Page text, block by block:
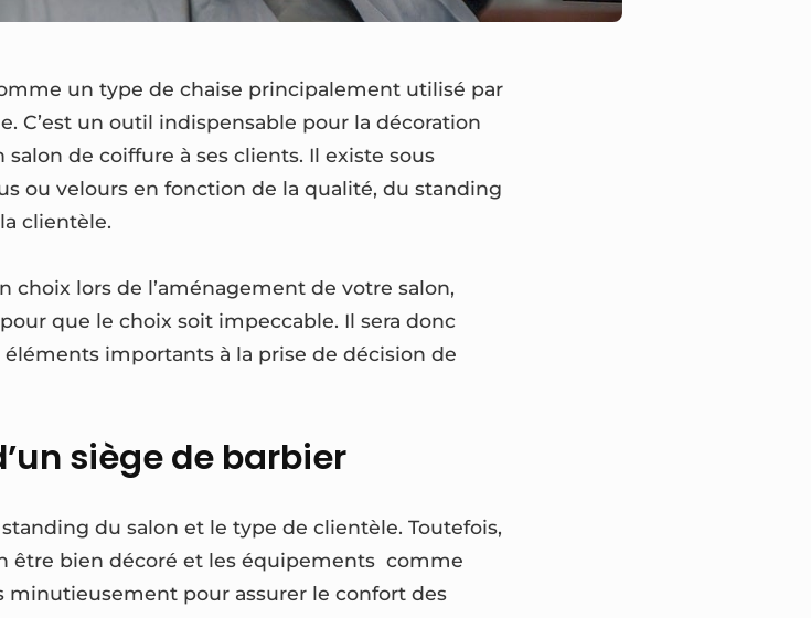
un type de chaise principalement utilisé par
C’est un outil indispensable pour la décoration
de coiffure à ses clients. Il existe sous
ou velours en fonction de la qualité, du standing
clientèle.
choix lors de l’aménagement de votre salon,
que le choix soit impeccable. Il sera donc
importants à la prise de décision de
siège de barbier
du salon et le type de clientèle. Toutefois,
être bien décoré et les équipements comme
minutieusement pour assurer le confort des